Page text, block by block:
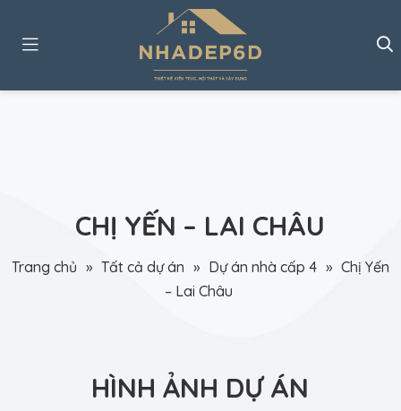
CHỊ YẾN – LAI CHÂU
Trang chủ » Tất cả dự án » Dự án nhà cấp 4 » Chị Yến
– Lai Châu
HÌNH ẢNH DỰ ÁN